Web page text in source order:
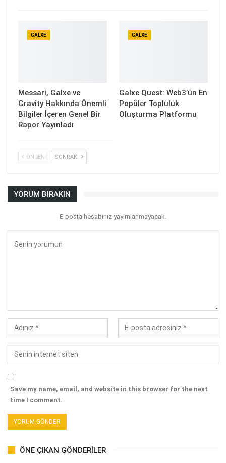
GALXE
Messari, Galxe ve
Gravity Hakkında Önemli
Bilgiler İçeren Genel Bir
Rapor Yayınladı
GALXE
Galxe Quest: Web3’ün En
Popüler Topluluk
Oluşturma Platformu
ÖNCEKI SONRAKI
YORUM BIRAKIN
E-posta hesabınız yayımlanmayacak.
Save my name, email, and website in this browser for the next
time I comment.
ÖNE ÇIKAN GÖNDERILER